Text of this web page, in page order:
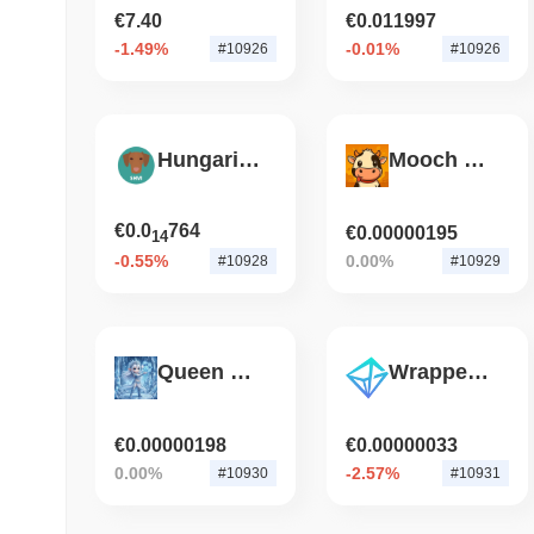
€7.40
-1.49% #10926
€0.011997
-0.01% #10926
Hungarian Vizsla Inu
€0.014764
-0.55% #10928
Mooch The Cow
€0.00000195
0.00% #10929
Queen Shiva
€0.00000198
0.00% #10930
Wrapped CREDIT on BSC
€0.00000033
-2.57% #10931